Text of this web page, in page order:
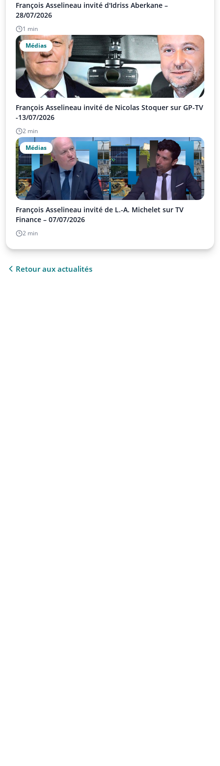
François Asselineau invité d'Idriss Aberkane –
28/07/2026
1 min
Médias
François Asselineau invité de Nicolas Stoquer sur GP-TV
-13/07/2026
2 min
Médias
François Asselineau invité de L.-A. Michelet sur TV
Finance – 07/07/2026
2 min
Retour aux actualités